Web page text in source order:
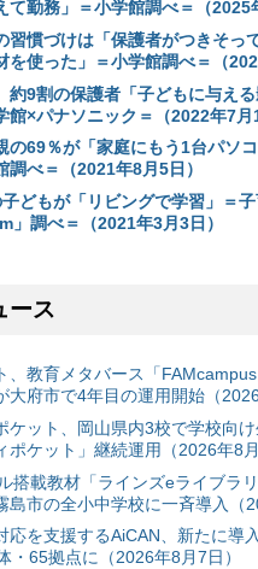
て勤務」＝小学館調べ＝（2025
習慣づけは「保護者がつきそっ
を使った」＝小学館調べ＝（
約9割の保護者「子どもに与え
館×パナソニック＝（2022年7月1
の69％が「家庭にもう1台パソ
調べ＝（2021年8月5日）
どもが「リビングで学習」＝
」調べ＝（2021年3月3日）
ース
、教育メタバース「
大府市で4年目の運用開始（2026
ケット、岡山県内3校で学校向
ポケット」継続運用（2026年8月
搭載教材「ラインズeライブラリ
島市の全小中学校に一斉導入（
応を支援するAiCAN、新たに導
・65拠点に（2026年8月7日）